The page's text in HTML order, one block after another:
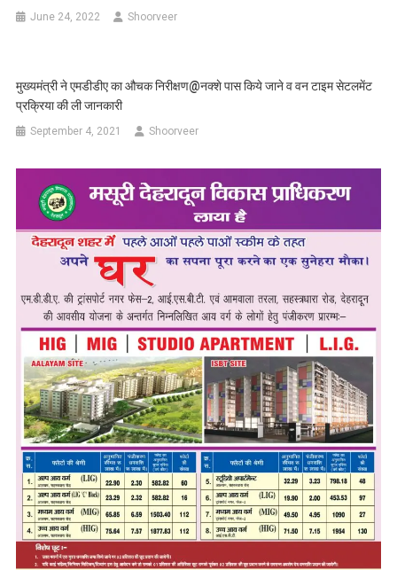
June 24, 2022 Shoorveer
मुख्यमंत्री ने एमडीडीए का औचक निरीक्षण@नक्शे पास किये जाने व वन टाइम सेटलमेंट
प्रक्रिया की ली जानकारी
September 4, 2021 Shoorveer